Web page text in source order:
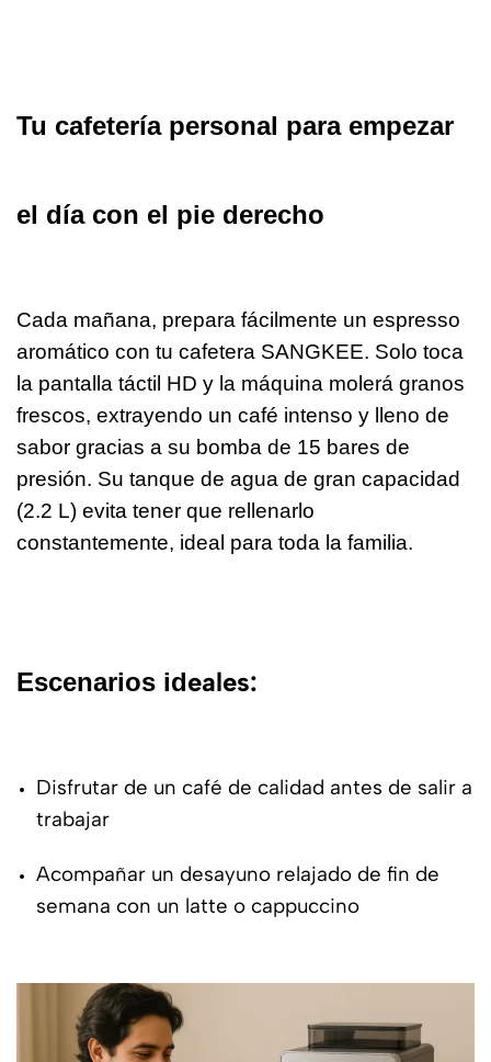
Tu cafetería personal para empezar
el día con el pie derecho
Cada mañana, prepara fácilmente un espresso
aromático con tu cafetera SANGKEE. Solo toca
la pantalla táctil HD y la máquina molerá granos
frescos, extrayendo un café intenso y lleno de
sabor gracias a su bomba de 15 bares de
presión. Su tanque de agua de gran capacidad
(2.2 L) evita tener que rellenarlo
constantemente, ideal para toda la familia.
Escenarios ideales:
Disfrutar de un café de calidad antes de salir a
trabajar
Acompañar un desayuno relajado de fin de
semana con un latte o cappuccino